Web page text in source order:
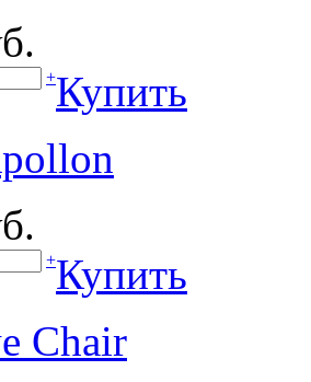
+Купить
+Купить
Chair